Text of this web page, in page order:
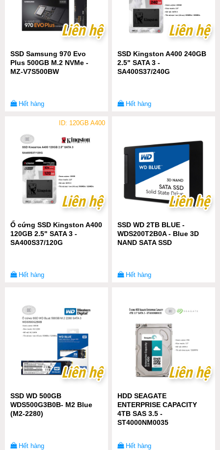
Liên hệ
Liên hệ
SSD Samsung 970 Evo
Plus 500GB M.2 NVMe -
MZ-V7S500BW
Hết hàng
Liên hệ
Liên hệ
SSD Kingston A400 240GB
2.5" SATA 3 -
SA400S37/240G
Hết hàng
ID: 120GB A400
Liên hệ
Liên hệ
Ổ cứng SSD Kingston A400
120GB 2.5" SATA 3 -
SA400S37/120G
Hết hàng
Liên hệ
Liên hệ
SSD WD 2TB BLUE -
WDS200T2B0A - Blue 3D
NAND SATA SSD
Hết hàng
Liên hệ
Liên hệ
SSD WD 500GB
WDS500G3B0B- M2 Blue
(M2-2280)
Hết hàng
Liên hệ
Liên hệ
HDD SEAGATE
ENTERPRISE CAPACITY
4TB SAS 3.5 -
ST4000NM0035
Hết hàng